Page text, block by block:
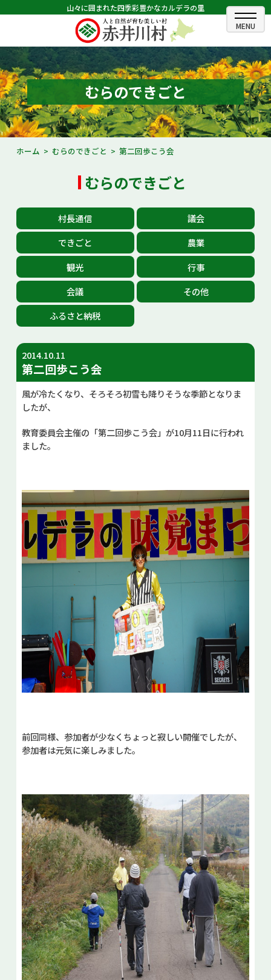
山々に囲まれた四季彩豊かなカルデラの里
ホーム
むらのできごと
むらのプロフィール
くらしの情報
観光・イベント情報
あかいがわ広報
お問い合せ
Select Language
むらのできごと
ホーム むらのできごと 第二回歩こう会
むらのできごと
村長通信
議会
できごと
農業
観光
行事
会議
その他
ふるさと納税
2014.10.11
第二回歩こう会
風が冷たくなり、そろそろ初雪も降りそうな季節となりま
したが、
教育委員会主催の「第二回歩こう会」が10月11日に行われ
ました。
前回同様、参加者が少なくちょっと寂しい開催でしたが、
参加者は元気に楽しみました。